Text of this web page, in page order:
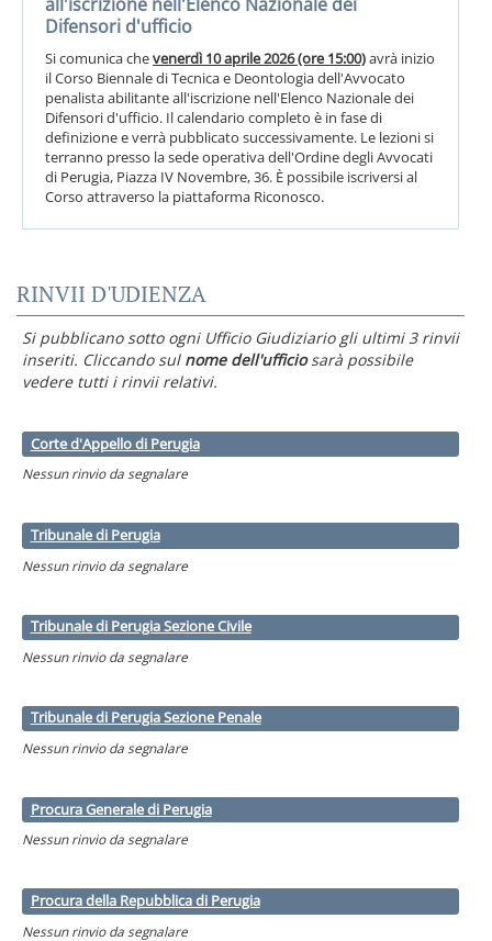
Difensori d'ufficio
Si comunica chevenerdì 10 aprile 2026 (ore 15:00)avrà inizio
il Corso Biennale di Tecnica e Deontologia dell'Avvocato
penalista abilitante all'iscrizione nell'Elenco Nazionale dei
Difensori d'ufficio. Il calendario completo è in fase di
definizione e verrà pubblicato successivamente. Le lezioni si
terranno presso la sede operativa dell'Ordine degli Avvocati
di Perugia, Piazza IV Novembre, 36. È possibile iscriversi al
Corso attraverso la piattaforma Riconosco.
RINVII D'UDIENZA
Si pubblicano sotto ogni Ufficio Giudiziario gli ultimi 3 rinvii
inseriti. Cliccando sul nome dell'ufficiosarà possibile
vedere tutti i rinvii relativi.
Corte d'Appello di Perugia
Nessun rinvio da segnalare
Tribunale di Perugia
Nessun rinvio da segnalare
Tribunale di Perugia Sezione Civile
Nessun rinvio da segnalare
Tribunale di Perugia Sezione Penale
Nessun rinvio da segnalare
Procura Generale di Perugia
Nessun rinvio da segnalare
Procura della Repubblica di Perugia
Nessun rinvio da segnalare